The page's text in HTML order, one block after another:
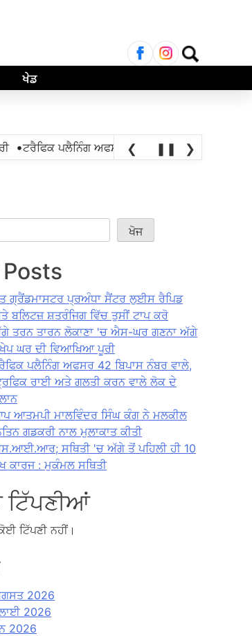
ਲਈ
ਖੋਜ:
ਖੇਡ
• ਟਰੈਫਿਕ ਪਲੈਨਿੰਗ ਅਫਸਰ 42 ਬਿਪਾਸ ਨੰਬਰ ਵਾਲੇ,
❮ ❚❚ ❯
ਖੋਜ
Posts
ਗ੍ਰੈਂਡਮਾਸਟਰ ਪ੍ਰਅੰਧਾ ਸੈਂਟਰ ਲੁਈਸ ਰੈਪਿਡ
ਬਲਿਟਜ਼ ਸ਼ਤਰੰਜਿਗ ਵਿੱਚ ਤੁਸੀਂ ਟਾਪ ਕਰੋ
ਤਰਨ ਤਾਰਨ ਲੋਕਾਣਾ 'ਚ ਐਸ-ਘਰ ਗਣਨਾ ਅੱਗੇ
ਘਰ ਦੀ ਵਿਆਖਿਆ ਪੂਰੀ
ਪਲੈਨਿੰਗ ਅਫਸਰ 42 ਬਿਪਾਸ ਨੰਬਰ ਵਾਲੇ,
ਰਾਈ ਅਤੇ ਗਲਤੀ ਕਰਨ ਵਾਲੇ ਲੋਕ ਦੇ
ਆਤਮਪੀ ਮਾਲਵਿੰਦਰ ਸਿੰਘ ਕੰਗ ਨੇ ਮਲਕੀਲ
ਗਡਕਰੀ ਨਾਲ ਮੁਲਾਕਾਤ ਕੀਤੀ
ਸਥਿਤੀ 'ਚ ਅੱਗੇ ਤੋਂ ਪਹਿਲੀ ਹੀ 10
ਕਾਰਜ : ਮੁਕੰਮਲ ਸਥਿਤੀ
ਟਿੱਪਣੀਆਂ
ਟਿੱਪਣੀ ਨਹੀਂ।
2026
2026
2026